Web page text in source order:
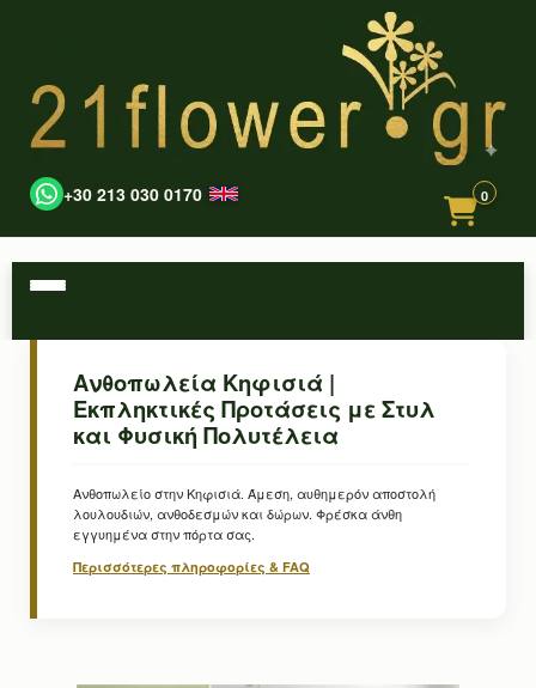
+30 213 030 0170 0
Ανθοπωλεία Κηφισιά |
Εκπληκτικές Προτάσεις με Στυλ
και Φυσική Πολυτέλεια
Ανθοπωλείο στην Κηφισιά. Άμεση, αυθημερόν αποστολή
λουλουδιών, ανθοδεσμών και δώρων. Φρέσκα άνθη
εγγυημένα στην πόρτα σας.
Περισσότερες πληροφορίες & FAQ